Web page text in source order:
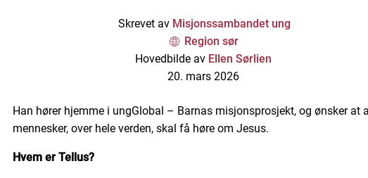
Skrevet av Misjonssambandet ung
Region sør
Hovedbilde av Ellen Sørlien
20. mars 2026
Han hører hjemme i ungGlobal – Barnas misjonsprosjekt, og ønsker at
mennesker, over hele verden, skal få høre om Jesus.
Hvem er Tellus?